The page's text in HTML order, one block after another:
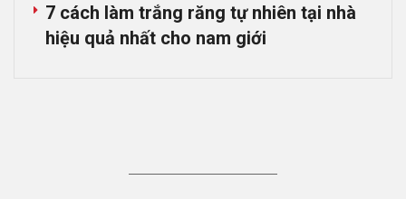
7 cách làm trắng răng tự nhiên tại nhà
hiệu quả nhất cho nam giới